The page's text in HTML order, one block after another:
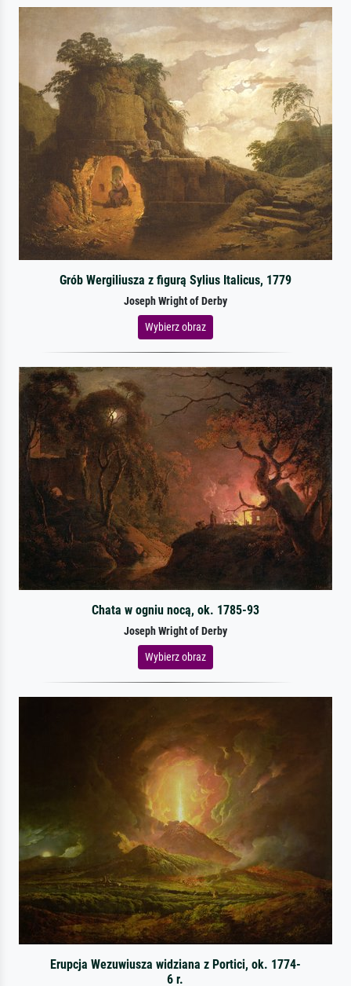
Grób Wergiliusza z figurą Sylius Italicus, 1779
Joseph Wright of Derby
Wybierz obraz
Chata w ogniu nocą, ok. 1785-93
Joseph Wright of Derby
Wybierz obraz
Erupcja Wezuwiusza widziana z Portici, ok. 1774-
6 r.